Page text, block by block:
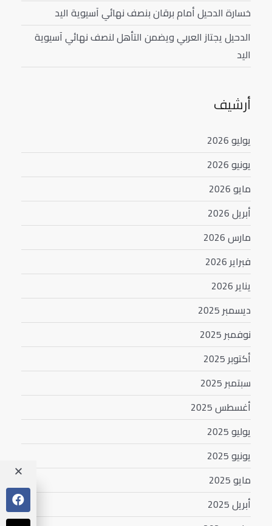
خسارة الدحيل أمام برقان بنصف نهائي آسيوية اليد
الدحيل يجتاز العربي ويضمن التأهل لنصف نهائي آسيوية
اليد
أرشيف
يوليو 2026
يونيو 2026
مايو 2026
أبريل 2026
مارس 2026
فبراير 2026
يناير 2026
ديسمبر 2025
نوفمبر 2025
أكتوبر 2025
سبتمبر 2025
أغسطس 2025
يوليو 2025
يونيو 2025
مايو 2025
أبريل 2025